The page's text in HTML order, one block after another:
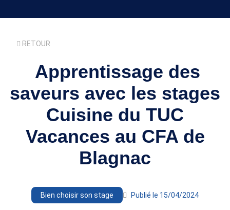
RETOUR
Apprentissage des
saveurs avec les stages
Cuisine du TUC
Vacances au CFA de
Blagnac
Bien choisir son stage Publié le 15/04/2024